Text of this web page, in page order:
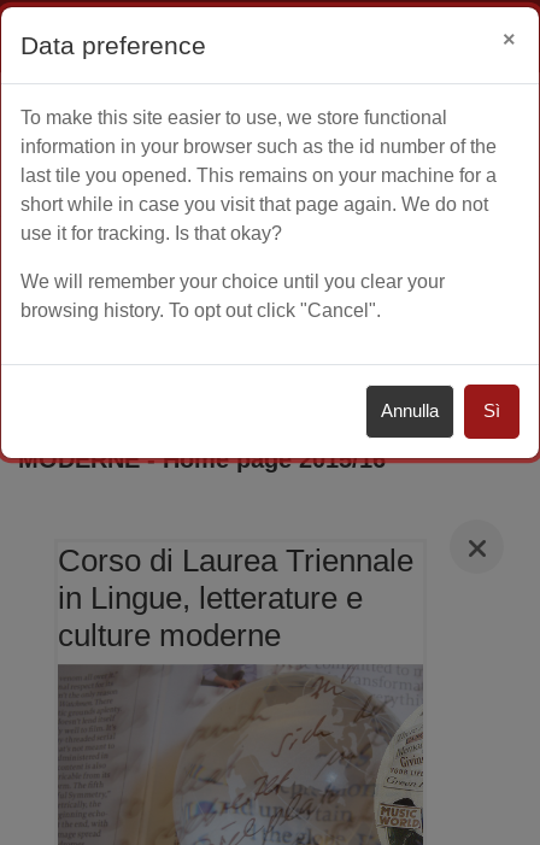
Vai al contenuto principale
Login
Home Altro
A.A. 2015 - 2016 Corsi di Laurea Triennale
CORSO DI LAUREA TRIENNALE IN
LINGUE, LETTERATURE E CULTURE
MODERNE - Home page 2015/16
Corso di Laurea Triennale
in Lingue, letterature e
culture moderne
Data preference ×
To make this site easier to use, we store functional
information in your browser such as the id number of the
last tile you opened. This remains on your machine for a
short while in case you visit that page again. We do not
use it for tracking. Is that okay?
We will remember your choice until you clear your
browsing history. To opt out click "Cancel".
Annulla Sì